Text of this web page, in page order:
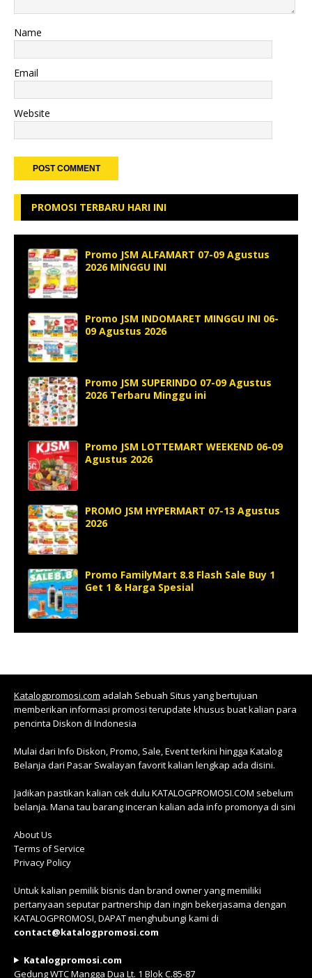
Name
Email
Website
PROMOSI TERBARU HARI INI
Promo JSM ALFAMART 07-09 Agustus
2026 MINGGU INI
Promo JSM INDOMARET MINGGU INI 06-
09 Agustus 2026
Promo JSM SUPERINDO 07-09 Agustus
2026 Terbaru Minggu ini
Promo JSM LOTTEMART WEEKEND 06-09
Agustus 2026
PROMO JSM HYPERMART 07-13 Agustus
2026
Promo FamilyMart 8.8 Flash Sale Buy 1
Get 1 & Harga Spesial
Katalogpromosi.com adalah Sebuah Situs yang bertujuan
memberikan informasi promosi terupdate khusus buat kalian para
pencinta Diskon di Indonesia
Mulai dari Info Diskon, Promo, Sale, Event terkini hingga Katalog
Belanja dari Pasar Swalayan favorit kalian lengkap ada disini.
Jadikan pastikan kalian cek dulu KATALOGPROMOSI.COM sebelum
belanja. Mana tau barang inceran kalian ada info promonya di sini
About Us
Terms of Service
Privacy Policy
Untuk kalian pemilik bisnis dan brand owner yang memiliki
pertanyaan seputar partnership dan ingin bekerjasama dengan
KATALOGPROMOSI, DAPAT menghubungi kami di
contact@katalogpromosi.com
Katalogpromosi.com
Gedung WTC Mangga Dua Lt. 1 Blok C.85-87